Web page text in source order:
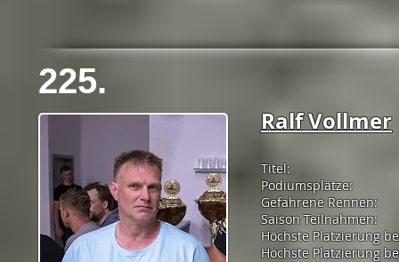
225.
Ralf Vollmer
Titel:
Podiumsplätze:
Gefahrene Rennen:
Saison Teilnahmen:
Höchste Platzierung
Höchste Platzierung